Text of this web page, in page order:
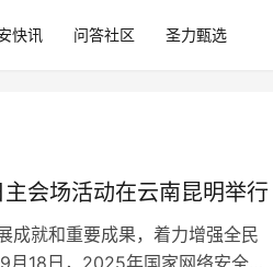
快讯 问答社区 圣力甄选
会场活动在云南昆明举行
成就和重要成果，着力增强全民
月18日，2025年国家网络安全宣